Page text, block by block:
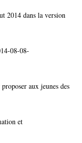
2014 dans la version
08-08-
aux jeunes des
et